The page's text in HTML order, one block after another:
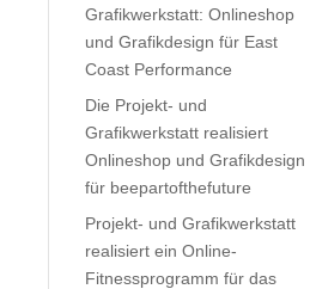
Grafikwerkstatt: Onlineshop
und Grafikdesign für East
Coast Performance
Die Projekt- und
Grafikwerkstatt realisiert
Onlineshop und Grafikdesign
für beepartofthefuture
Projekt- und Grafikwerkstatt
realisiert ein Online-
Fitnessprogramm für das